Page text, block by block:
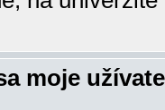
moje